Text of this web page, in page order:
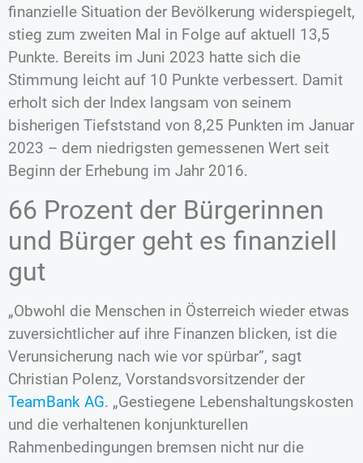
finanzielle Situation der Bevölkerung widerspiegelt,
stieg zum zweiten Mal in Folge auf aktuell 13,5
Punkte. Bereits im Juni 2023 hatte sich die
Stimmung leicht auf 10 Punkte verbessert. Damit
erholt sich der Index langsam von seinem
bisherigen Tiefststand von 8,25 Punkten im Januar
2023 – dem niedrigsten gemessenen Wert seit
Beginn der Erhebung im Jahr 2016.
66 Prozent der Bürgerinnen
und Bürger geht es finanziell
gut
„Obwohl die Menschen in Österreich wieder etwas
zuversichtlicher auf ihre Finanzen blicken, ist die
Verunsicherung nach wie vor spürbar”, sagt
Christian Polenz, Vorstandsvorsitzender der
TeamBank AG. „Gestiegene Lebenshaltungskosten
und die verhaltenen konjunkturellen
Rahmenbedingungen bremsen nicht nur die